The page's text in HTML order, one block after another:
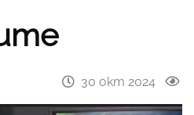
30 окт 2024